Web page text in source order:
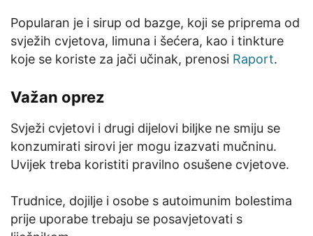
Popularan je i sirup od bazge, koji se priprema od
svježih cvjetova, limuna i šećera, kao i tinkture
koje se koriste za jači učinak, prenosi Raport.
Važan oprez
Svježi cvjetovi i drugi dijelovi biljke ne smiju se
konzumirati sirovi jer mogu izazvati mučninu.
Uvijek treba koristiti pravilno osušene cvjetove.
Trudnice, dojilje i osobe s autoimunim bolestima
prije uporabe trebaju se posavjetovati s